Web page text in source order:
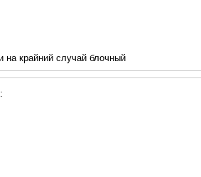
на крайний случай блочный